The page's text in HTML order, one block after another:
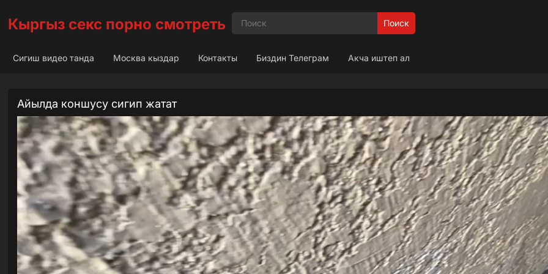
Кыргыз секс порно смотреть Поиск
Сигиш видео танда Москва кыздар Контакты Биздин Телеграм Акча иштеп ал
Айылда коншусу сигип жатат
Анал секс admin 17 мая, 2026 · Нет комментария
Телеграм сигиш каналбиздин телеграмм канал кошулгула, эн биринчи сонун кыргызча сигиштерди
Дагы сигиштер телеграмда.
Акча иштешти уйрон телефон менен —телеграмга кир
Дагы сонунсигиш видео сайт.Дагы сонун сигиштер ошол жакта
Москва кыздар эс алганы.